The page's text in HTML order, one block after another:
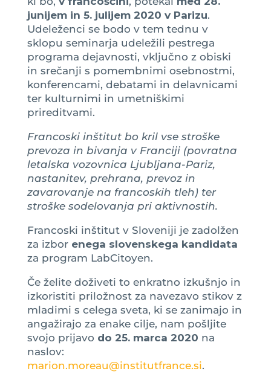
junijem in 5. julijem 2020 v Parizu.
Udeleženci se bodo v tem tednu v
sklopu seminarja udeležili pestrega
programa dejavnosti, vključno z obiski
in srečanji s pomembnimi osebnostmi,
konferencami, debatami in delavnicami
ter kulturnimi in umetniškimi
prireditvami.
Francoski inštitut bo kril vse stroške
prevoza in bivanja v Franciji (povratna
letalska vozovnica Ljubljana-Pariz,
nastanitev, prehrana, prevoz in
zavarovanje na francoskih tleh) ter
stroške sodelovanja pri aktivnostih.
Francoski inštitut v Sloveniji je zadolžen
za izbor enega slovenskega kandidata
za program LabCitoyen.
Če želite doživeti to enkratno izkušnjo in
izkoristiti priložnost za navezavo stikov z
mladimi s celega sveta, ki se zanimajo in
angažirajo za enake cilje, nam pošljite
svojo prijavo do 25. marca 2020 na
naslov:
marion.moreau@institutfrance.si.